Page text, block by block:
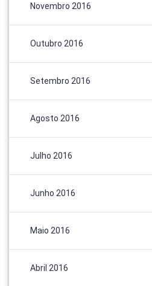
Novembro 2016
Outubro 2016
Setembro 2016
Agosto 2016
Julho 2016
Junho 2016
Maio 2016
Abril 2016